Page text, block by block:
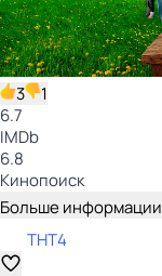
3
1
6.7
IMDb
6.8
Кинопоиск
Больше информации
ТНТ4